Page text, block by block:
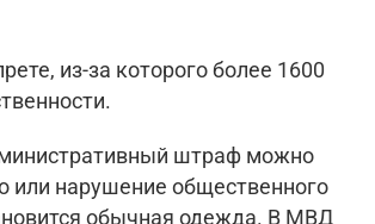
из-за которого более 1600
штраф можно
или нарушение общественного
обычная одежда. В МВД